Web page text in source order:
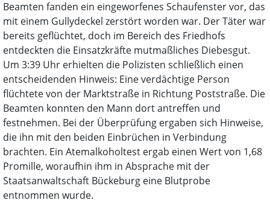
Beamten fanden ein eingeworfenes Schaufenster vor, das
mit einem Gullydeckel zerstört worden war. Der Täter war
bereits geflüchtet, doch im Bereich des Friedhofs
entdeckten die Einsatzkräfte mutmaßliches Diebesgut.
Um 3:39 Uhr erhielten die Polizisten schließlich einen
entscheidenden Hinweis: Eine verdächtige Person
flüchtete von der Marktstraße in Richtung Poststraße. Die
Beamten konnten den Mann dort antreffen und
festnehmen. Bei der Überprüfung ergaben sich Hinweise,
die ihn mit den beiden Einbrüchen in Verbindung
brachten. Ein Atemalkoholtest ergab einen Wert von 1,68
Promille, woraufhin ihm in Absprache mit der
Staatsanwaltschaft Bückeburg eine Blutprobe
entnommen wurde.